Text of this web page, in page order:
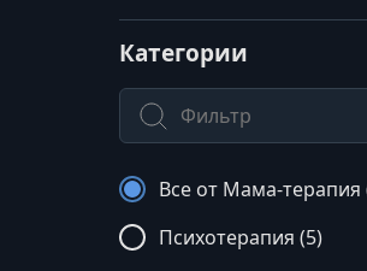
Категории
Поиск по категории
Все от Мама-терапия
Психотерапия (5)